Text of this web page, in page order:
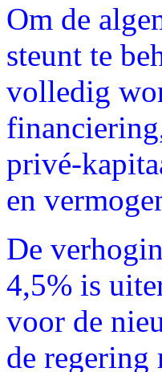
Om de
steunt te
volledig
privé-
en
De
4,5% is
voor de
de regering